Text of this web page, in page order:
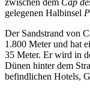
zwischen dem Cap
gelegenen Halbinsel
Der Sandstrand von
1.800 Meter und hat
35 Meter. Er wird in
Dünen hinter dem
befindlichen Hotels,